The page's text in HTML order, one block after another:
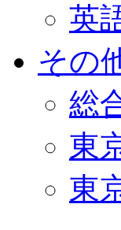
英
その
総
東
東